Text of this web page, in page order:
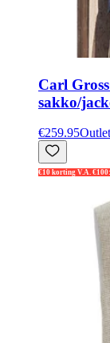
Carl Gross
sakko/
€259.95
€10 korting V.A.